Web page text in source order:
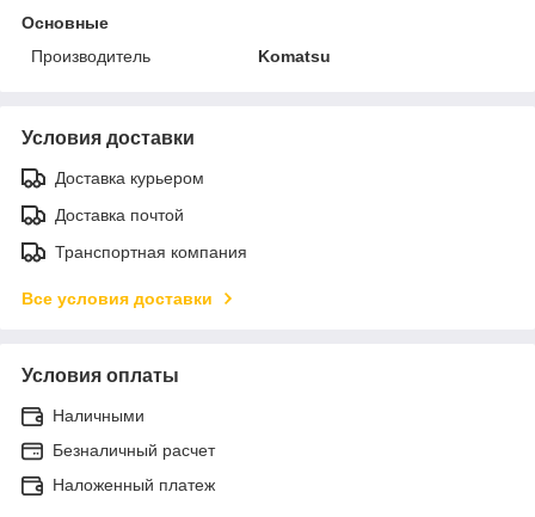
Основные
Производитель
Komatsu
Условия доставки
Доставка курьером
Доставка почтой
Транспортная компания
Все условия доставки
Условия оплаты
Наличными
Безналичный расчет
Наложенный платеж